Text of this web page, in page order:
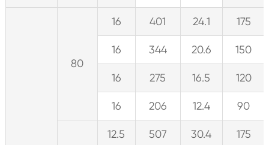
80
16 401 24.1 175
16 344 20.6 150
16 275 16.5 120
16 206 12.4 90
12.5 507 30.4 175